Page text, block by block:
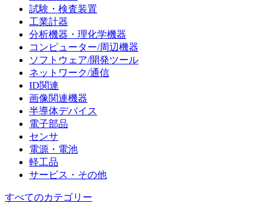
試験・検査装置
工業計器
分析機器・理化学機器
コンピューター/周辺機器
ソフトウェア/開発ツール
ネットワーク/通信
ID関連
画像関連機器
半導体デバイス
電子部品
センサ
電源・電池
軽工品
サービス・その他
すべてのカテゴリー